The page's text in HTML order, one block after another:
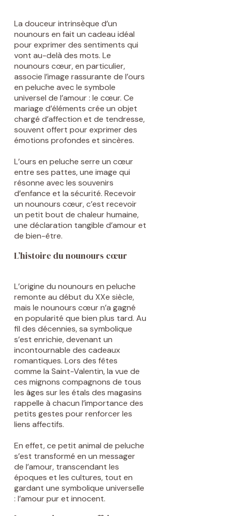
La douceur intrinsèque d’un
nounours en fait un cadeau idéal
pour exprimer des sentiments qui
vont au-delà des mots. Le
nounours cœur, en particulier,
associe l’image rassurante de l’ours
en peluche avec le symbole
universel de l’amour : le cœur. Ce
mariage d’éléments crée un objet
chargé d’affection et de tendresse,
souvent offert pour exprimer des
émotions profondes et sincères.
L’ours en peluche serre un cœur
entre ses pattes, une image qui
résonne avec les souvenirs
d’enfance et la sécurité. Recevoir
un nounours cœur, c’est recevoir
un petit bout de chaleur humaine,
une déclaration tangible d’amour et
de bien-être.
L’histoire du nounours cœur
L’origine du nounours en peluche
remonte au début du XXe siècle,
mais le nounours cœur n’a gagné
en popularité que bien plus tard. Au
fil des décennies, sa symbolique
s’est enrichie, devenant un
incontournable des cadeaux
romantiques. Lors des fêtes
comme la Saint-Valentin, la vue de
ces mignons compagnons de tous
les âges sur les étals des magasins
rappelle à chacun l’importance des
petits gestes pour renforcer les
liens affectifs.
En effet, ce petit animal de peluche
s’est transformé en un messager
de l’amour, transcendant les
époques et les cultures, tout en
gardant une symbolique universelle
: l’amour pur et innocent.